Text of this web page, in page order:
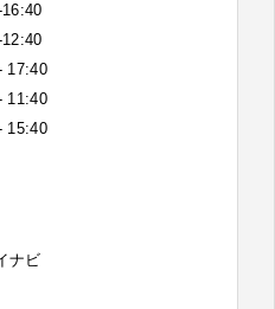
17:40
11:40
15:40
ナビ